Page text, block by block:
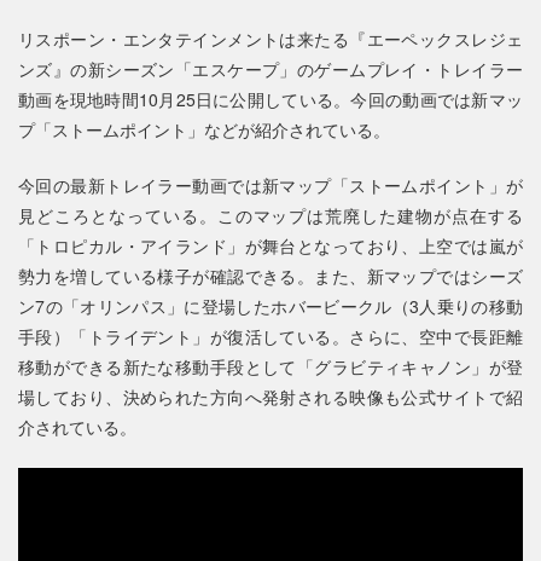
リスポーン・エンタテインメントは来たる『エーペックスレジェ
ンズ』の新シーズン「エスケープ」のゲームプレイ・トレイラー
動画を現地時間10月25日に公開している。今回の動画では新マッ
プ「ストームポイント」などが紹介されている。
今回の最新トレイラー動画では新マップ「ストームポイント」が
見どころとなっている。このマップは荒廃した建物が点在する
「トロピカル・アイランド」が舞台となっており、上空では嵐が
勢力を増している様子が確認できる。また、新マップではシーズ
ン7の「オリンパス」に登場したホバービークル（3人乗りの移動
手段）「トライデント」が復活している。さらに、空中で長距離
移動ができる新たな移動手段として「グラビティキャノン」が登
場しており、決められた方向へ発射される映像も公式サイトで紹
介されている。